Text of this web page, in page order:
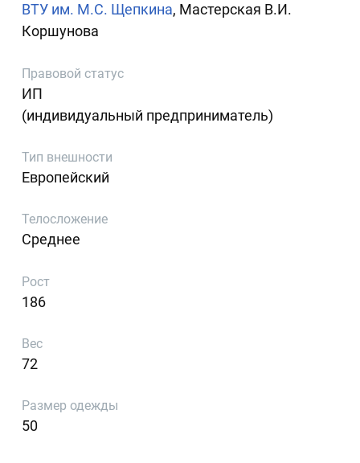
ВТУ им. М.С. Щепкина, Мастерская В.И.
Коршунова
Правовой статус
ИП
(индивидуальный предприниматель)
Тип внешности
Европейский
Телосложение
Среднее
Рост
186
Вес
72
Размер одежды
50